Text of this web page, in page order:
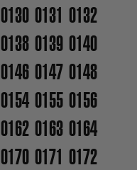
0130 0131 0132
0138 0139 0140
0146 0147 0148
0154 0155 0156
0162 0163 0164
0170 0171 0172